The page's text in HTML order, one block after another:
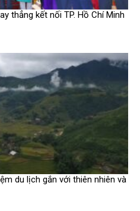
thẳng kết nối TP. Hồ Chí Minh
du lịch gắn với thiên nhiên và